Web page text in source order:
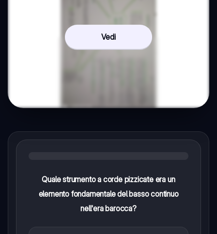
Vedi
Quale strumento a corde pizzicate era un
elemento fondamentale del basso continuo
nell'era barocca?